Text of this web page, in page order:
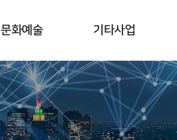
문화예술
사업취지
갤러리
기타사업
서울대 정헌도서 정보실
세종대 정헌도서관